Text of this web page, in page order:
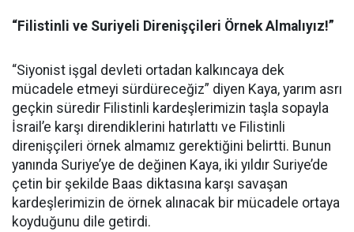
“Filistinli ve Suriyeli Direnişçileri Örnek Almalıyız!”
“Siyonist işgal devleti ortadan kalkıncaya dek
mücadele etmeyi sürdüreceğiz” diyen Kaya, yarım asrı
geçkin süredir Filistinli kardeşlerimizin taşla sopayla
İsrail’e karşı direndiklerini hatırlattı ve Filistinli
direnişçileri örnek almamız gerektiğini belirtti. Bunun
yanında Suriye’ye de değinen Kaya, iki yıldır Suriye’de
çetin bir şekilde Baas diktasına karşı savaşan
kardeşlerimizin de örnek alınacak bir mücadele ortaya
koyduğunu dile getirdi.